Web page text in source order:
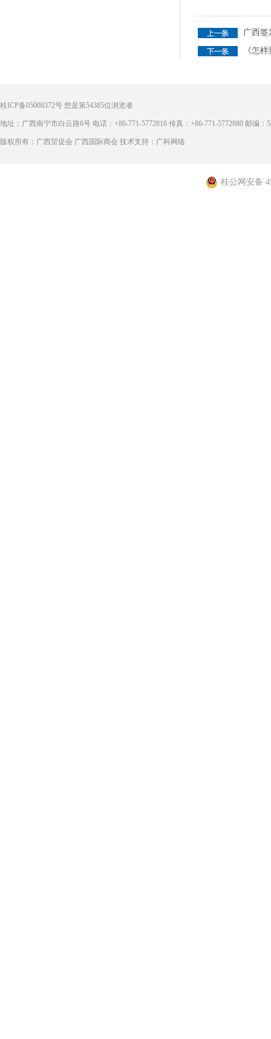
广西签
《怎
桂ICP备05008372号 您是第54385位浏览者
地址：广西南宁市白云路6号 电话：+86-771-5772816 传真：+86-771-5772880 邮编：
版权所有：广西贸促会 广西国际商会 技术支持：广科网络
桂公网安备